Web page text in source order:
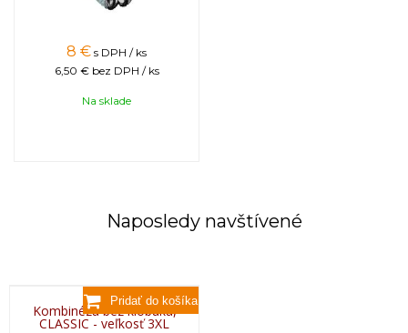
8 € s DPH / ks
6,50 € bez DPH / ks
Na sklade
Naposledy navštívené
Kombinéza bez klobúka,
CLASSIC - veľkosť 3XL